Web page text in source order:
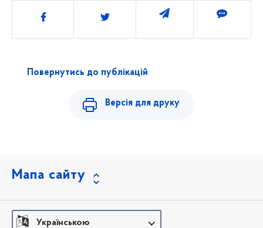
Поділитись
Повернутись до публікацій
Версія для друку
Мапа сайту
Українською